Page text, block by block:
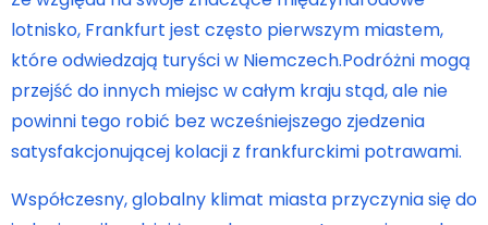
lotnisko, Frankfurt jest często pierwszym miastem,
które odwiedzają turyści w Niemczech.Podróżni mogą
przejść do innych miejsc w całym kraju stąd, ale nie
powinni tego robić bez wcześniejszego zjedzenia
satysfakcjonującej kolacji z frankfurckimi potrawami.
Współczesny, globalny klimat miasta przyczynia się do